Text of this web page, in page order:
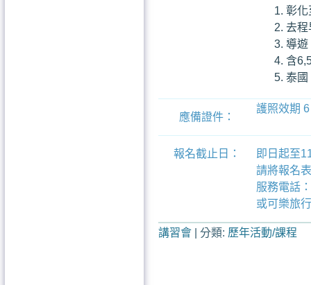
彰化
去程
導遊
含
泰國
應備證件：
護照效期
報名截止日：
即日起至
請將報名
服務電話
或可樂旅
講習會 分類: 歷年活動/課程